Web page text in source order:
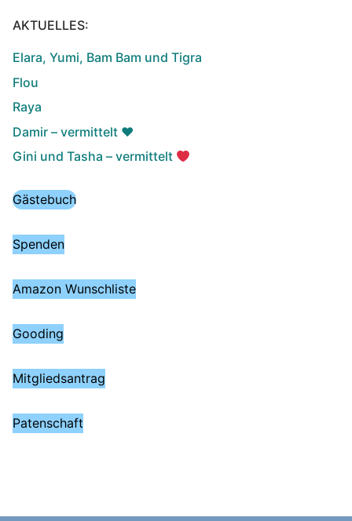
AKTUELLES:
Elara, Yumi, Bam Bam und Tigra
Flou
Raya
Damir – vermittelt ♥️
Gini und Tasha – vermittelt
Gästebuch
Spenden
Amazon Wunschliste
Gooding
Mitgliedsantrag
Patenschaft